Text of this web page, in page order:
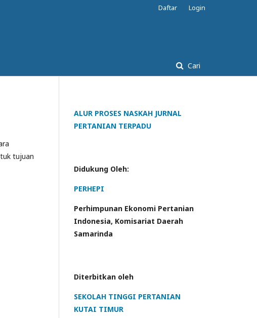
Cari
Daftar Login
tujuan
ALUR PROSES NASKAH JURNAL
PERTANIAN TERPADU
Didukung Oleh:
PERHEPI
Perhimpunan Ekonomi Pertanian
Indonesia, Komisariat Daerah
Samarinda
Diterbitkan oleh
SEKOLAH TINGGI PERTANIAN
KUTAI TIMUR